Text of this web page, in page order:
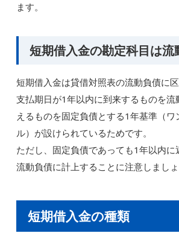
ます。
短期借入金の勘定科目は流
短期借入金は貸借対照表の流動負債に区
支払期日が1年以内に到来するものを流
えるものを固定負債とする1年基準（ワ
ル）が設けられているためです。
ただし、固定負債であっても1年以内に
流動負債に計上することに注意しましょ
短期借入金の種類